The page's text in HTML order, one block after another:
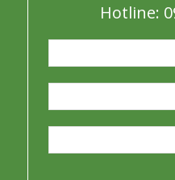
Hotline: